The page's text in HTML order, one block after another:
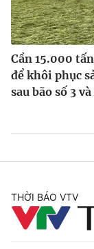
Cần 15.000
để khôi phục
sau bão số 3
THỜI BÁO VTV